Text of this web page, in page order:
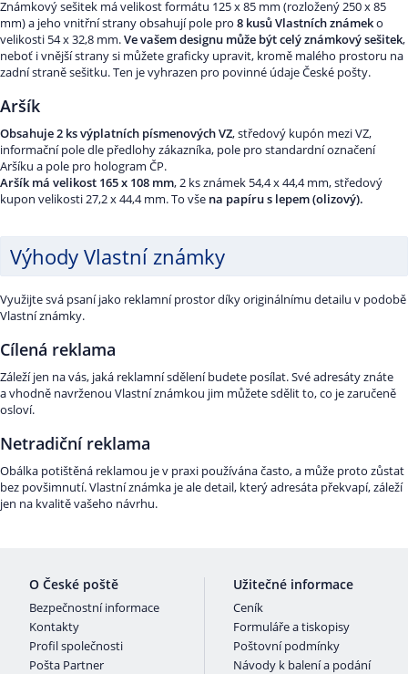
Známkový sešitek má velikost formátu 125 x 85 mm (rozložený 250 x 85
mm) a jeho vnitřní strany obsahují pole pro 8 kusů Vlastních známeko
velikosti 54 x 32,8 mm.Ve vašem designu může být celý známkový sešitek,
neboť i vnější strany si můžete graficky upravit, kromě malého prostoru na
zadní straně sešitku. Ten je vyhrazen pro povinné údaje České pošty.
Aršík
Obsahuje 2 ks výplatních písmenových VZ, středový kupón mezi VZ,
informační pole dle předlohy zákazníka, pole pro standardní označení
Aršíku a pole pro hologram ČP.
Aršík má velikost 165 x 108 mm, 2 ks známek 54,4 x 44,4 mm, středový
kupon velikosti 27,2 x 44,4 mm. To vše na papíru s lepem (olizový).
Výhody Vlastní známky
Využijte svá psaní jako reklamní prostor díky originálnímu detailu v podobě
Vlastní známky.
Cílená reklama
Záleží jen na vás, jaká reklamní sdělení budete posílat. Své adresáty znáte
a vhodně navrženou Vlastní známkou jim můžete sdělit to, co je zaručeně
osloví.
Netradiční reklama
Obálka potištěná reklamou je v praxi používána často, a může proto zůstat
bez povšimnutí. Vlastní známka je ale detail, který adresáta překvapí, záleží
jen na kvalitě vašeho návrhu.
O České poště
Bezpečnostní informace
Kontakty
Profil společnosti
Pošta Partner
Užitečné informace
Ceník
Formuláře a tiskopisy
Poštovní podmínky
Návody k balení a podání